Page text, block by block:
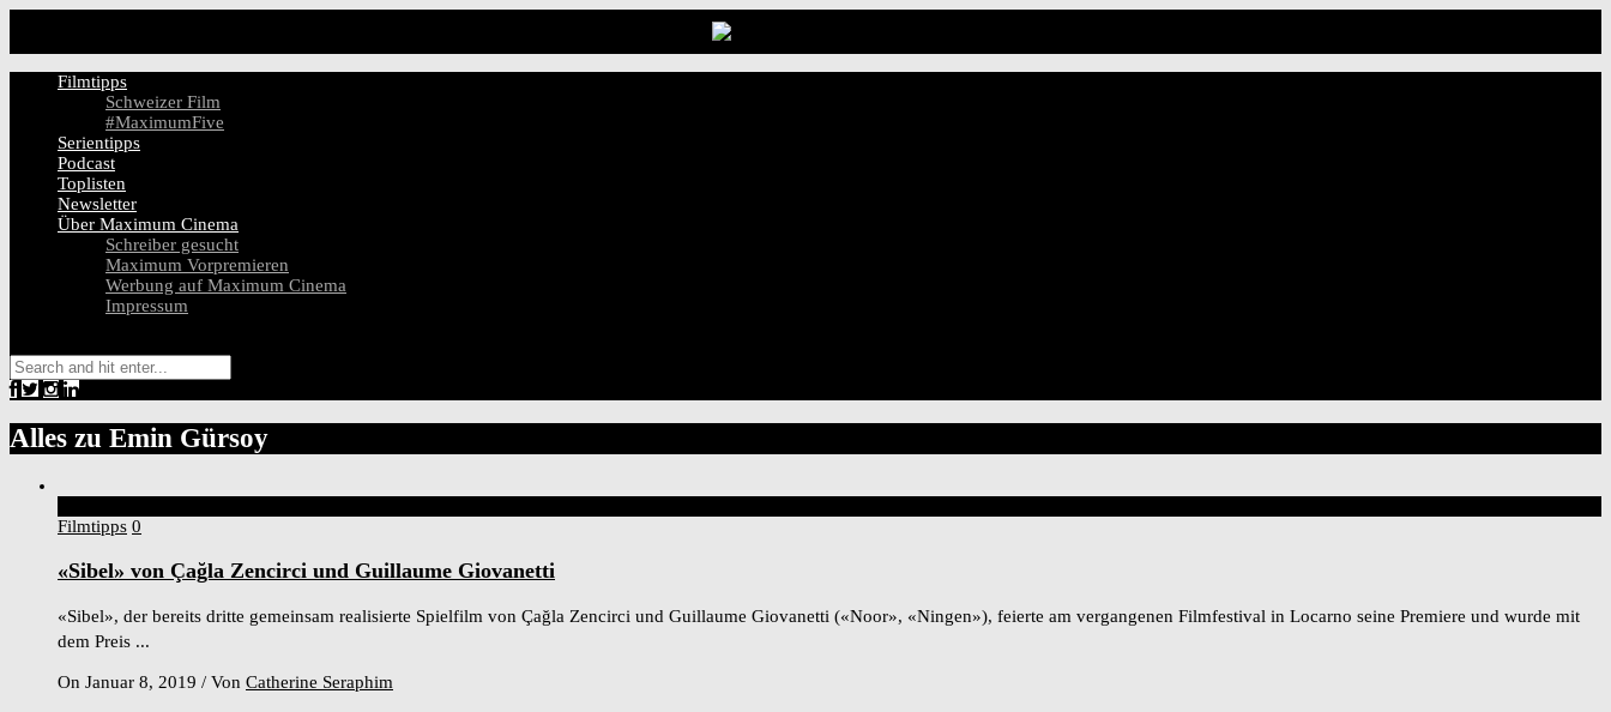
Filmtipps
Schweizer Film
#MaximumFive
Serientipps
Podcast
Toplisten
Newsletter
Über Maximum Cinema
Schreiber gesucht
Maximum Vorpremieren
Werbung auf Maximum Cinema
Impressum
Alles zu Emin Gürsoy
Filmtipps 0
«Sibel» von Çağla Zencirci und Guillaume Giovanetti
«Sibel», der bereits dritte gemeinsam realisierte Spielfilm von Çağla Zencirci und Guillaume Giovanetti («Noor», «Ningen»), feierte am vergangenen Filmfestival in Locarno seine Premiere und wurde mit
dem Preis ...
On Januar 8, 2019 / Von Catherine Seraphim